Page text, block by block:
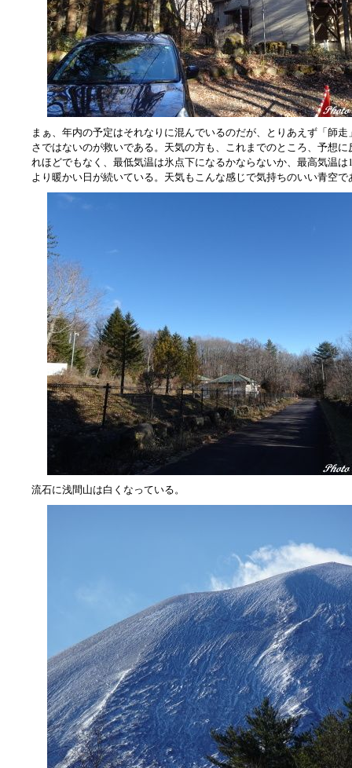
まぁ、年内の予定はそれなりに混んでいるのだが、とりあえず「師
さではないのが救いである。天気の方も、これまでのところ、予想
れほどでもなく、最低気温は氷点下になるかならないか、最高気温
より暖かい日が続いている。天気もこんな感じで気持ちのいい青空で
流石に浅間山は白くなっている。